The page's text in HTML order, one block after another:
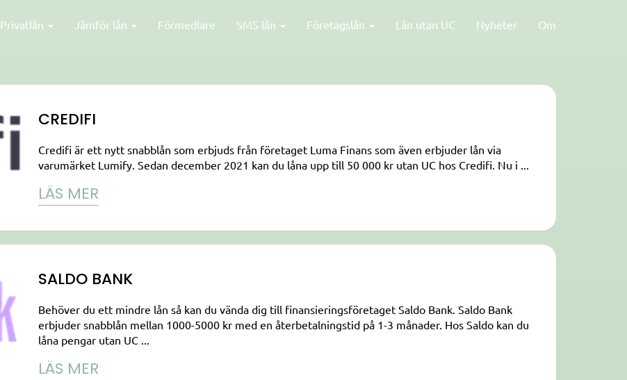
Privatlån Jämför lån Förmedlare SMS lån Företagslån Lån utan UC Nyheter Om
CREDIFI
Credifi är ett nytt snabblån som erbjuds från företaget Luma Finans som även erbjuder lån via
varumärket Lumify. Sedan december 2021 kan du låna upp till 50 000 kr utan UC hos Credifi. Nu i ...
LÄS MER
SALDO BANK
Behöver du ett mindre lån så kan du vända dig till finansieringsföretaget Saldo Bank. Saldo Bank
erbjuder snabblån mellan 1000-5000 kr med en återbetalningstid på 1-3 månader. Hos Saldo kan du
låna pengar utan UC ...
LÄS MER